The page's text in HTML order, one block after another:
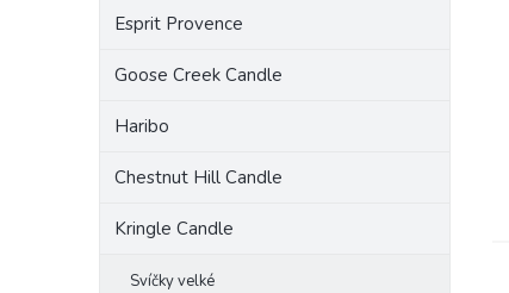
Esprit Provence
Goose Creek Candle
Haribo
Chestnut Hill Candle
Kringle Candle
Svíčky velké